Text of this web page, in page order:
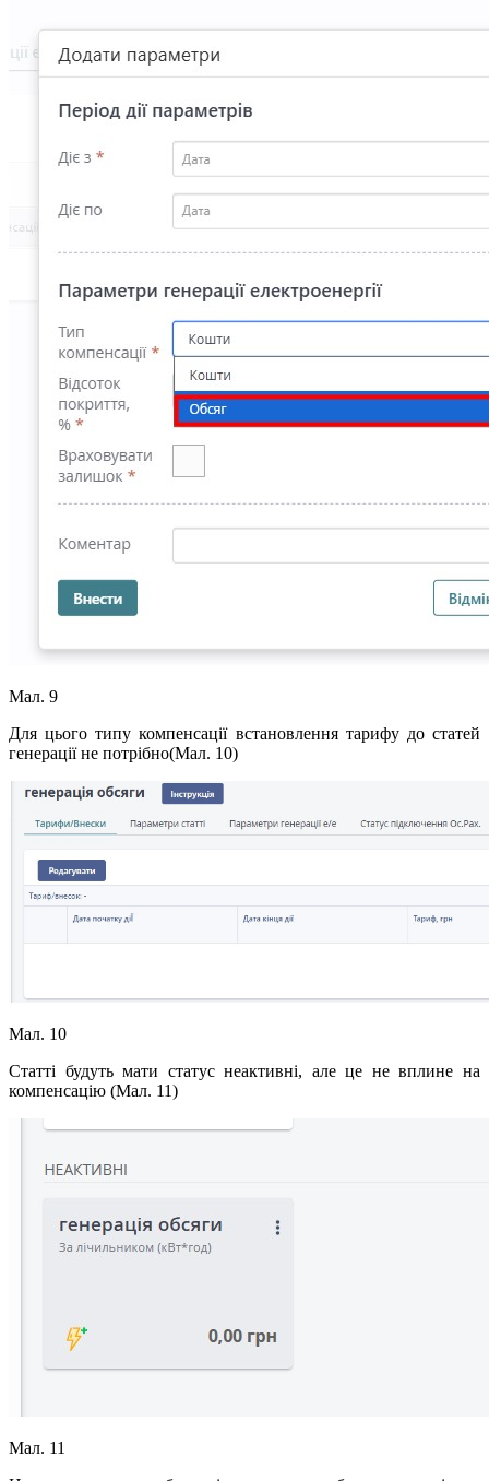
Мал. 9
Для цього типу компенсації встановлення тарифу до статей
генерації не потрібно(Мал. 10)
Мал. 10
Статті будуть мати статус неактивні, але це не вплине на
компенсацію (Мал. 11)
Мал. 11